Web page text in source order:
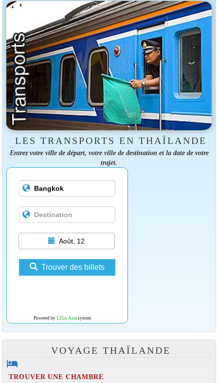
LES TRANSPORTS EN THAÏLANDE
Entrez votre ville de départ, votre ville de destination et la date de votre
trajet.
Août, 12
Trouver des billets
Powered by 12Go Asiasystem
VOYAGE THAÏLANDE
hotel
TROUVER UNE CHAMBRE